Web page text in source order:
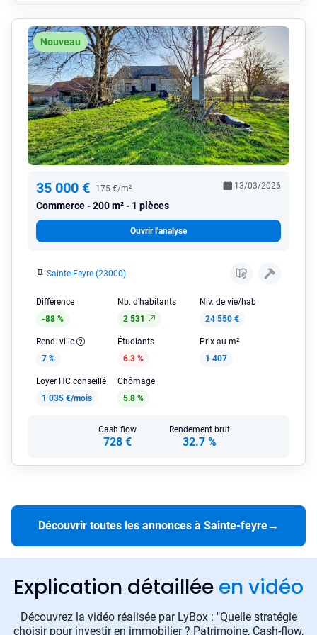
Nouveau
35 000 € 175 €/m²
Commerce 200 m² - 1 pièces
13/03/2026
Ouvrir l'analyse
Sainte-Feyre (23000)
Différence
-88 %
Nb. d'habitants
2 531
Niv. de vie/hab
24 550 €
Rend. ville
7 %
Étudiants
6.3 %
Prix au m²
1 407
Loyer HC conseillé
1 035 €/mois
Chômage
5.8 %
Cash flow
728 €
Rendement brut
32.7 %
Découvrir toutes les annonces à Sainte-feyre→
Explication détaillée en vidéo
Découvrez la vidéo réalisée par LyBox : "Quelle stratégie
choisir pour investir en immobilier ? Patrimoine, Cash-flow,